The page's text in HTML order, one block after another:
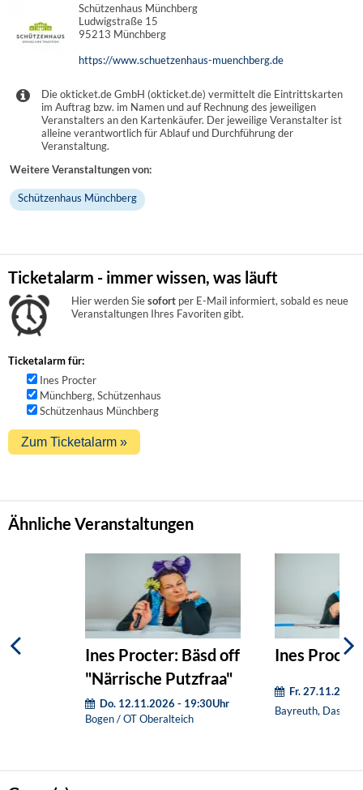
Schützenhaus Münchberg
Ludwigstraße 15
95213 Münchberg
https://www.schuetzenhaus-muenchberg.de
Die okticket.de GmbH (okticket.de) vermittelt die Eintrittskarten
im Auftrag bzw. im Namen und auf Rechnung des jeweiligen
Veranstalters an den Kartenkäufer. Der jeweilige Veranstalter ist
alleine verantwortlich für Ablauf und Durchführung der
Veranstaltung.
Weitere Veranstaltungen von:
Schützenhaus Münchberg
Ticketalarm - immer wissen, was läuft
Hier werden Siesofort per E-Mail informiert, sobald es neue
Veranstaltungen Ihres Favoriten gibt.
Ticketalarm für:
Ines Procter
Münchberg, Schützenhaus
Schützenhaus Münchberg
Ähnliche Veranstaltungen
Ines Procter: Bäsd off
"Närrische Putzfraa"
Do. 12.11.2026 - 19:30Uhr
Bogen / OT Oberalteich
Ines
Fr.
Bayreuth, Das